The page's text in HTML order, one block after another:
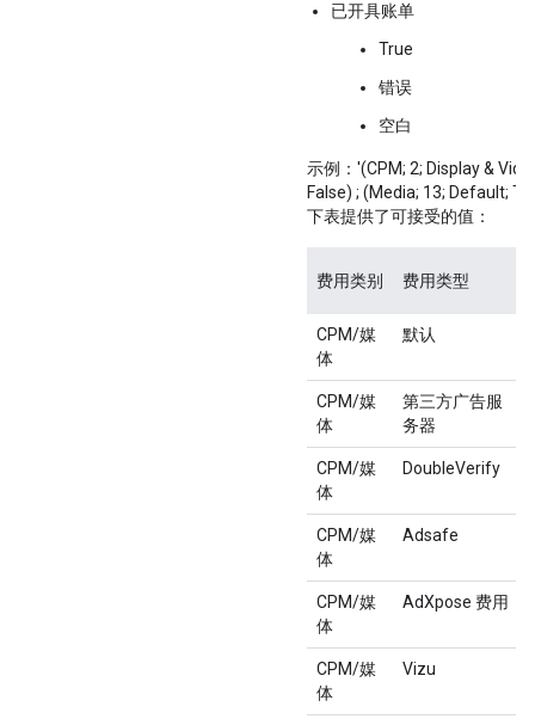
已开具账单
True
错误
空白
示例：'(CPM; 2; Display &
False) ; (Media; 13; Default;
下表提供了可接受的值：
费用类别 费用类型
CPM/媒
体
默认
CPM/媒
体
第三方广告服
务器
CPM/媒
体
DoubleVerify
CPM/媒
体
Adsafe
CPM/媒
体
AdXpose 费用
CPM/媒
体
Vizu